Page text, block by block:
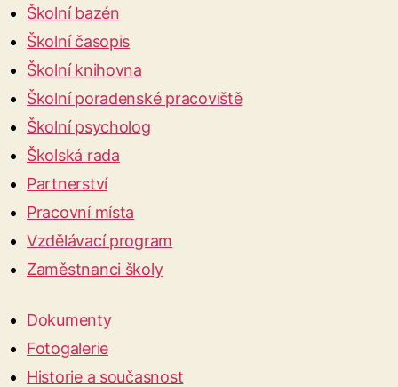
Školní bazén
Školní časopis
Školní knihovna
Školní poradenské pracoviště
Školní psycholog
Školská rada
Partnerství
Pracovní místa
Vzdělávací program
Zaměstnanci školy
Dokumenty
Fotogalerie
Historie a současnost